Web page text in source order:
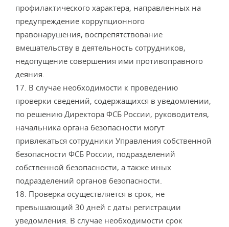
профилактического характера, направленных на
предупреждение коррупционного
правонарушения, воспрепятствование
вмешательству в деятельность сотрудников,
недопущение совершения ими противоправного
деяния.
17. В случае необходимости к проведению
проверки сведений, содержащихся в уведомлении,
по решению Директора ФСБ России, руководителя,
начальника органа безопасности могут
привлекаться сотрудники Управления собственной
безопасности ФСБ России, подразделений
собственной безопасности, а также иных
подразделений органов безопасности.
18. Проверка осуществляется в срок, не
превышающий 30 дней с даты регистрации
уведомления. В случае необходимости срок